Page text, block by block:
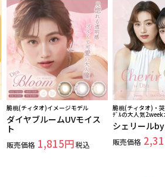
脆桃(チィタオ)イメージモデル
ダイヤブルームUVモイス
ト
販売価格 1,815 税込
脆桃(チィタオ)・
ﾃﾞﾙの大人気2week
シェリール
販売価格